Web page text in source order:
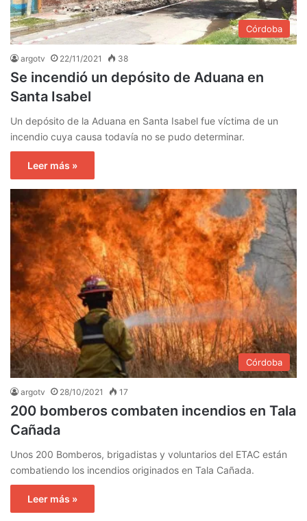
Córdoba
argotv 22/11/2021 38
Se incendió un depósito de Aduana en
Santa Isabel
Un depósito de la Aduana en Santa Isabel fue víctima de un
incendio cuya causa todavía no se pudo determinar.
Leer más »
Córdoba
argotv 28/10/2021 17
200 bomberos combaten incendios en Tala
Cañada
Unos 200 Bomberos, brigadistas y voluntarios del ETAC están
combatiendo los incendios originados en Tala Cañada.
Leer más »